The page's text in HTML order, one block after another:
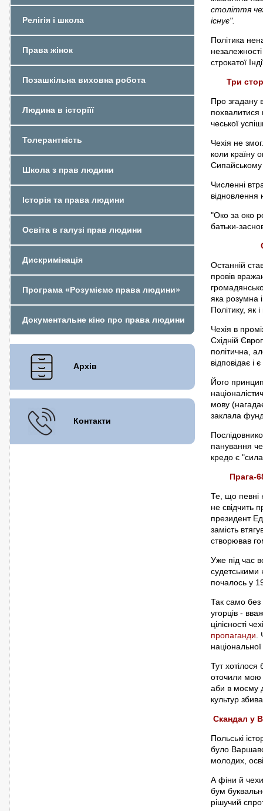
століття
існує".
Політика
строкатої
Три
Про згадану
похвалитися
чеської
Чехія не
коли країну
Сипайському
Численні
відновлення
"Око за око
батьки-
Останній
провів
яка розумна
Політику,
Чехія в
Східній
політична,
відповідає
Його
мову
заклала
панування
кредо є
Прага-
Те, що певні
не свідчить
президент
замість
створював
Уже під час
судетськими
почалось у
Так само без
угорців -
цілісності
пропаганди
Тут
оточили мою
аби в моєму
культур
Скандал у
Польські
було
молодих,
А фіни й чехи
бум
рішучий
Релігія і школа
Права жінок
Позашкільна виховна робота
Людина в історіїї
Толерантність
Школа з прав людини
Історія та права людини
Освіта в галузі прав людини
Дискримінація
Програма «Розуміємо права людини»
Документальне кіно про права людини
Архів
Контакти